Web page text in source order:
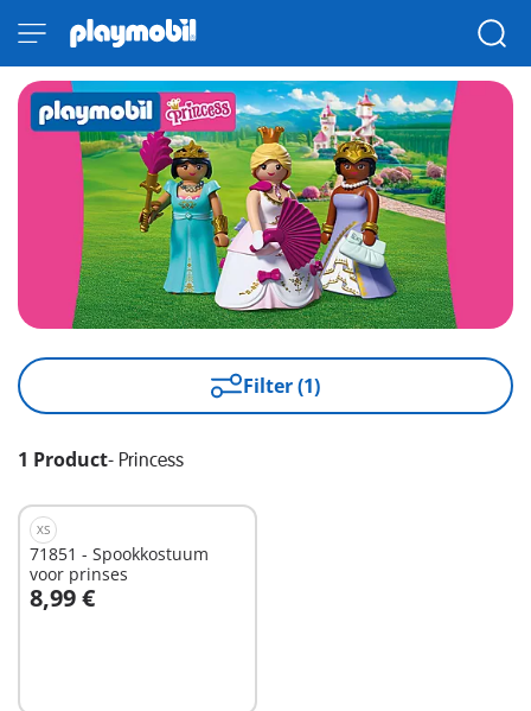
Filter (1)
1 Product- Princess
XS
71851 - Spookkostuum
voor prinses
8,99 €
In winkelwagen